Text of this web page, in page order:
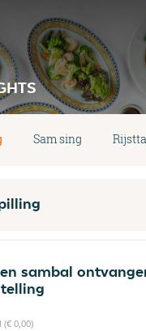
Sam sing
sambal
0,00)